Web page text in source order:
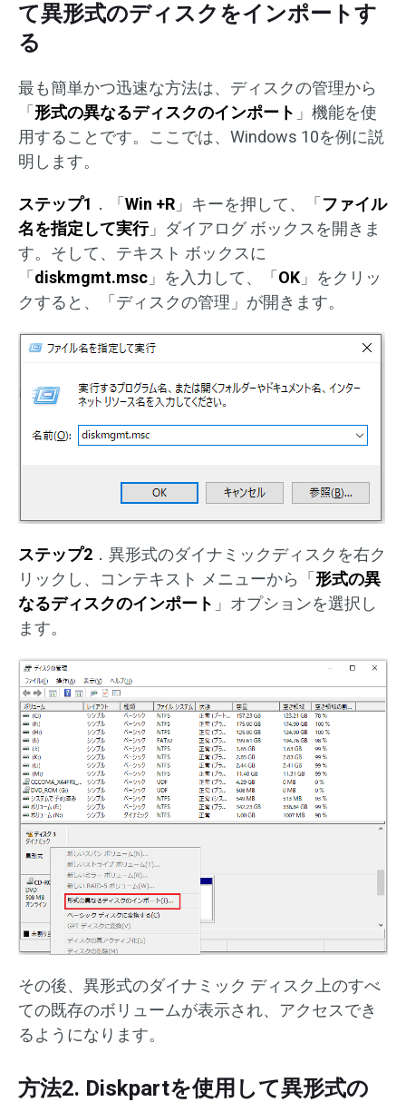
て異形式のディスクをインポートす
る
最も簡単かつ迅速な方法は、ディスクの管理から
「 形式の異なるディスクのインポート 」機能を使
用することです。ここでは、Windows 10を例に説
明します。
ステップ1 ．「 Win +R 」キーを押して、「 ファイル
名を指定して実行」ダイアログ ボックスを開きま
す。そして、テキスト ボックスに
「 diskmgmt.msc 」を入力して、「 OK 」をクリッ
クすると、「ディスクの管理」が開きます。
ステップ2 ．異形式のダイナミックディスクを右ク
リックし、コンテキスト メニューから「 形式の異
なるディスクのインポート 」オプションを選択し
ます。
その後、異形式のダイナミック ディスク上のすべ
ての既存のボリュームが表示され、アクセスでき
るようになります。
方法2. Diskpartを使用して異形式の